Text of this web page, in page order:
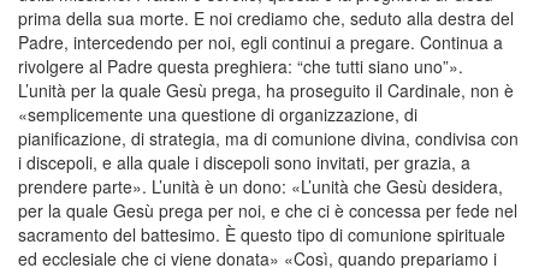
prima della sua morte. E noi crediamo che, seduto alla destra del
Padre, intercedendo per noi, egli continui a pregare. Continua a
rivolgere al Padre questa preghiera: “che tutti siano uno”».
L’unità per la quale Gesù prega, ha proseguito il Cardinale, non è
«semplicemente una questione di organizzazione, di
pianificazione, di strategia, ma di comunione divina, condivisa con
i discepoli, e alla quale i discepoli sono invitati, per grazia, a
prendere parte». L’unità è un dono: «L’unità che Gesù desidera,
per la quale Gesù prega per noi, e che ci è concessa per fede nel
sacramento del battesimo. È questo tipo di comunione spirituale
ed ecclesiale che ci viene donata» «Così, quando prepariamo i